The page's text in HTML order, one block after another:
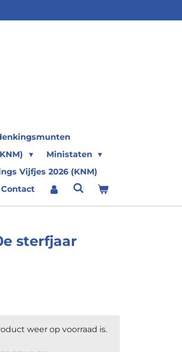
Ministaten
Vijfjes 2026 (KNM)
Contact
sterfjaar
weer op voorraad is.